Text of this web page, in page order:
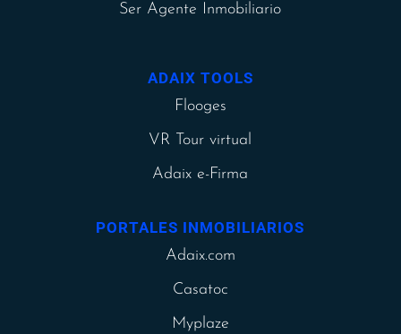
Ser Agente Inmobiliario
ADAIX TOOLS
Flooges
VR Tour virtual
Adaix e-Firma
PORTALES INMOBILIARIOS
Adaix.com
Casatoc
Myplaze